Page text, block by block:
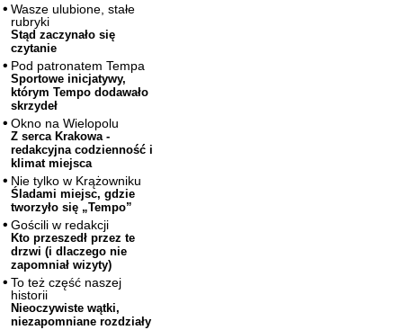
Wasze ulubione, stałe
rubryki
Stąd zaczynało się
czytanie
Pod patronatem Tempa
Sportowe inicjatywy,
którym Tempo dodawało
skrzydeł
Okno na Wielopolu
Z serca Krakowa -
redakcyjna codzienność i
klimat miejsca
Nie tylko w Krążowniku
Śladami miejsc, gdzie
tworzyło się „Tempo”
Gościli w redakcji
Kto przeszedł przez te
drzwi (i dlaczego nie
zapomniał wizyty)
To też część naszej
historii
Nieoczywiste wątki,
niezapomniane rozdziały